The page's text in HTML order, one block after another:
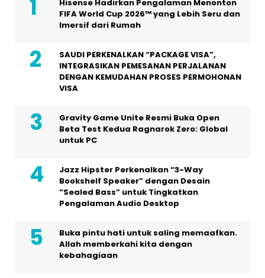
Hisense Hadirkan Pengalaman Menonton
FIFA World Cup 2026™ yang Lebih Seru dan
Imersif dari Rumah
SAUDI PERKENALKAN “PACKAGE VISA”,
INTEGRASIKAN PEMESANAN PERJALANAN
DENGAN KEMUDAHAN PROSES PERMOHONAN
VISA
Gravity Game Unite Resmi Buka Open
Beta Test Kedua Ragnarok Zero: Global
untuk PC
Jazz Hipster Perkenalkan “3-Way
Bookshelf Speaker” dengan Desain
“Sealed Bass” untuk Tingkatkan
Pengalaman Audio Desktop
Buka pintu hati untuk saling memaafkan.
Allah memberkahi kita dengan
kebahagiaan